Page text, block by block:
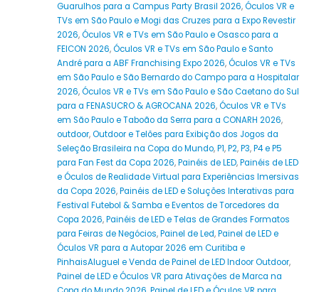
Guarulhos para a Campus Party Brasil 2026,Óculos VR e
TVs em São Paulo e Mogi das Cruzes para a Expo Revestir
2026,Óculos VR e TVs em São Paulo e Osasco para a
FEICON 2026,Óculos VR e TVs em São Paulo e Santo
André para a ABF Franchising Expo 2026,Óculos VR e TVs
em São Paulo e São Bernardo do Campo para a Hospitalar
2026,Óculos VR e TVs em São Paulo e São Caetano do Sul
para a FENASUCRO & AGROCANA 2026,Óculos VR e TVs
em São Paulo e Taboão da Serra para a CONARH 2026,
outdoor,Outdoor e Telões para Exibição dos Jogos da
Seleção Brasileira na Copa do Mundo,P1,P2,P3,P4 e P5
para Fan Fest da Copa 2026,Painéis de LED,Painéis de LED
e Óculos de Realidade Virtual para Experiências Imersivas
da Copa 2026,Painéis de LED e Soluções Interativas para
Festival Futebol & Samba e Eventos de Torcedores da
Copa 2026,Painéis de LED e Telas de Grandes Formatos
para Feiras de Negócios,Painel de Led,Painel de LED e
Óculos VR para a Autopar 2026 em Curitiba e
PinhaisAluguel e Venda de Painel de LED Indoor Outdoor,
Painel de LED e Óculos VR para Ativações de Marca na